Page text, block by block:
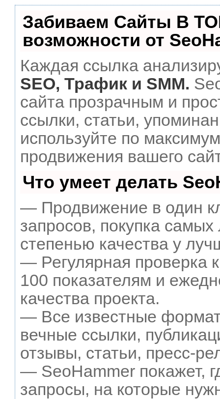
Забиваем Сайты В
возможности от
Каждая ссылка
SEO, Трафик и SMM.
сайта прозрачным и
ссылки, статьи,
используйте по
продвижения вашего
Что умеет делать
— Продвижение в один
запросов, покупка
степенью качества у
— Регулярная проверка
100 показателям и
качества проекта.
— Все известные
вечные ссылки,
отзывы, статьи, пресс-
— SeoHammer покажет,
запросы, на которые